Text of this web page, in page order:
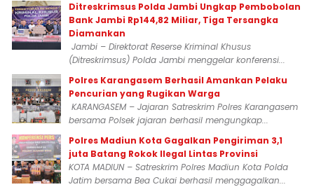
Ditreskrimsus Polda Jambi Ungkap Pembobolan
Bank Jambi Rp144,82 Miliar, Tiga Tersangka
Diamankan
Jambi – Direktorat Reserse Kriminal Khusus
(Ditreskrimsus) Polda Jambi menggelar konferensi...
Polres Karangasem Berhasil Amankan Pelaku
Pencurian yang Rugikan Warga
KARANGASEM – Jajaran Satreskrim Polres Karangasem
bersama Polsek jajaran berhasil mengungkap...
Polres Madiun Kota Gagalkan Pengiriman 3,1
juta Batang Rokok Ilegal Lintas Provinsi
KOTA MADIUN – Satreskrim Polres Madiun Kota Polda
Jatim bersama Bea Cukai berhasil menggagalkan...